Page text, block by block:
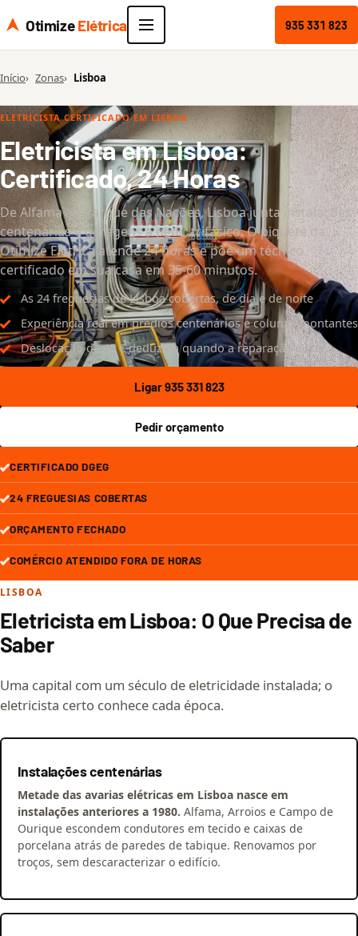
OtimizeElétrica 935 331 823
Início Zonas Lisboa
ELETRICISTA CERTIFICADO EM LISBOA
Eletricista em Lisboa:
Certificado, 24 Horas
De Alfama ao Parque das Nações, Lisboa junta instalações
centenárias e garagens a pedir trifásico. O piquete da
Otimize Elétrica atende 24 horas e põe um técnico
certificado em sua casa em 35-60 minutos.
As 24 freguesias de Lisboa cobertas, de dia e de noite
Experiência real em prédios centenários e colunas montantes
Deslocação de 45 € deduzida quando a reparação avança
Ligar 935 331 823
Pedir orçamento
CERTIFICADO DGEG
24 FREGUESIAS COBERTAS
ORÇAMENTO FECHADO
COMÉRCIO ATENDIDO FORA DE HORAS
LISBOA
Eletricista em Lisboa: O Que Precisa de
Saber
Uma capital com um século de eletricidade instalada; o
eletricista certo conhece cada época.
Instalações centenárias
Metade das avarias elétricas em Lisboa nasce em
instalações anteriores a 1980. Alfama, Arroios e Campo de
Ourique escondem condutores em tecido e caixas de
porcelana atrás de paredes de tabique. Renovamos por
troços, sem descaracterizar o edifício.